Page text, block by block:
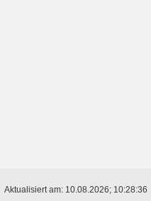
Aktualisiert am: 10.08.2026; 10:28:36